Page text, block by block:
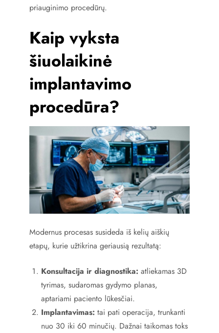
priauginimo procedūrų.
Kaip vyksta
šiuolaikinė
implantavimo
procedūra?
Modernus procesas susideda iš kelių aiškių
etapų, kurie užtikrina geriausią rezultatą:
Konsultacija ir diagnostika: atliekamas 3D
tyrimas, sudaromas gydymo planas,
aptariami paciento lūkesčiai.
Implantavimas: tai pati operacija, trunkanti
nuo 30 iki 60 minučių. Dažnai taikomas toks